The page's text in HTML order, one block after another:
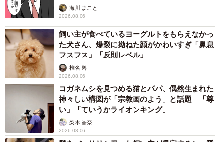
海川 まこと
2026.08.06
飼い主が食べているヨーグルトをもらえなかっ
た犬さん、爆裂に拗ねた顔がかわいすぎ「鼻息
フスフス」「反則レベル」
椎名 碧
2026.08.06
コガネムシを見つめる猫とパパ、偶然生まれた
神々しい構図が「宗教画のよう」と話題 「尊
い」「ていうかライオンキング」
梨木 香奈
2026.08.06